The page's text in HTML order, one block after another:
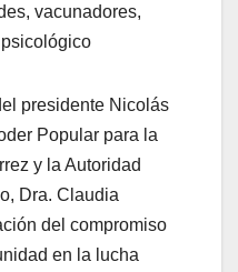
vacunadores,
presidente Nicolás
Popular para la
y la Autoridad
Dra. Claudia
del compromiso
en la lucha